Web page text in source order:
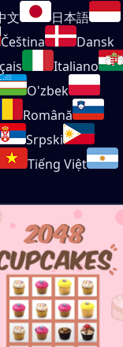
文
日本語
Čeština
Dansk
Italiano
O'zbek
Română
Srpski
Tiếng Việt